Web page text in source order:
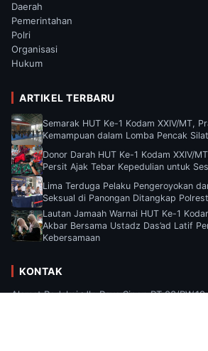
Daerah
Pemerintahan
Polri
Organisasi
Hukum
ARTIKEL TERBARU
Semarak HUT Ke-1 Kodam XXIV/MT,
Kemampuan dalam Lomba Pencak
Donor Darah HUT Ke-1 Kodam XXIV/
Persit Ajak Tebar Kepedulian untuk
Lima Terduga Pelaku Pengeroyokan
Seksual di Panongan Ditangkap
Lautan Jamaah Warnai HUT Ke-1
Akbar Bersama Ustadz Das’ad Latif
Kebersamaan
KONTAK
Alamat Redaksi :Jln Raya Sipon RT.03/